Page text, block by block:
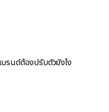
รนด์ต้องปรับตัวยังไง